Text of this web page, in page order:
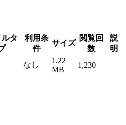
タ
利用条
件
サイズ
閲覧回
数
説
明
なし
1.22
MB
1,230